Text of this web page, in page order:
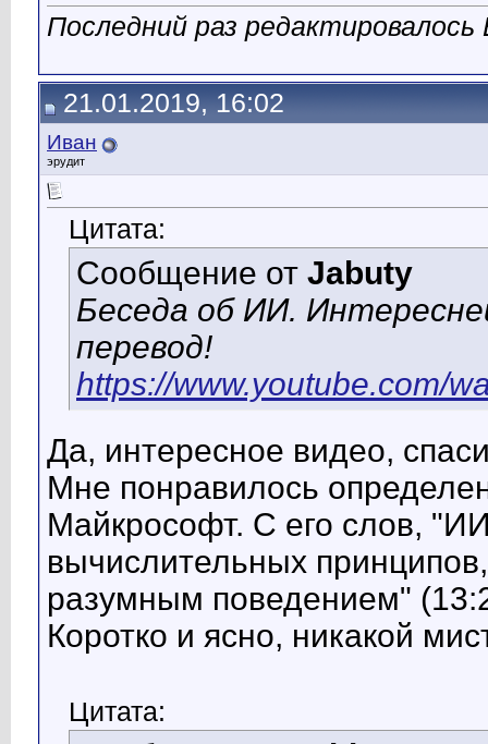
Последний раз
21.01.2019, 16:02
Иван
эрудит
Цитата:
Сообщение от Jabuty
Беседа об ИИ.
перевод!
https://www.youtube.com/
Да, интересное видео,
Мне понравилось
Майкрософт. С его слов,
вычислительных
разумным поведением"
Коротко и ясно, никакой
Цитата: